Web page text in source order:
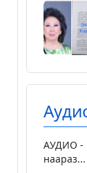
АУДИО -
наараз...